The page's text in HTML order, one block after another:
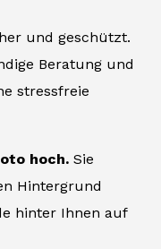
und geschützt.
Beratung und
stressfreie
hoch. Sie
Hintergrund
hinter Ihnen auf